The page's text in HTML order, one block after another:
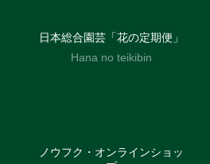
日本総合園芸「花の定期便」
Hana no teikibin
ノウフク・オンラインショッ